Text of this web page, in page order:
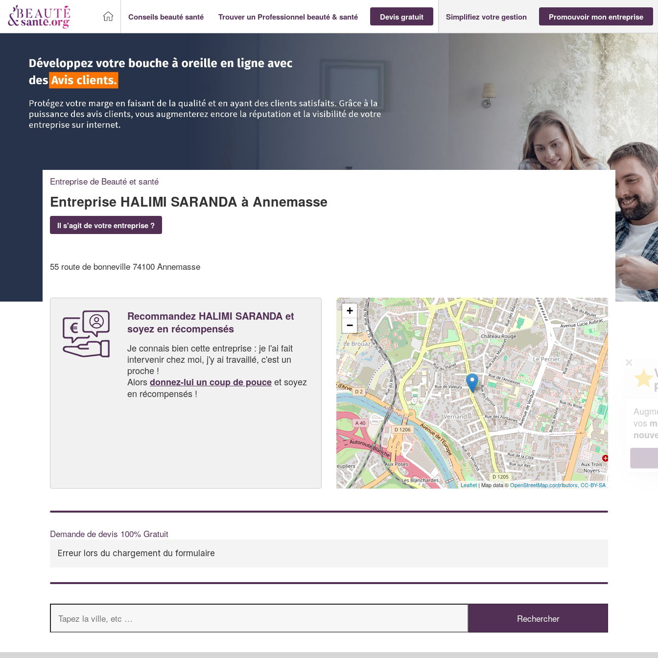
Conseils beauté santé Trouver un Professionnel beauté & santé Devis gratuit Simplifiez votre gestion Promouvoir mon entreprise
Entreprise de Beauté et santé
Entreprise HALIMI SARANDA à Annemasse
Il s'agit de votre entreprise ?
55 route de bonneville 74100 Annemasse
Recommandez HALIMI SARANDA et
soyez en récompensés
Je connais bien cette entreprise : je l'ai fait
intervenir chez moi, j'y ai travaillé, c'est un
proche !
Alorsdonnez-lui un coup de pouceet soyez
en récompensés !
+
−
Leaflet | Map data ©OpenStreetMap contributors,CC-BY-SA
Demande de devis 100% Gratuit
Erreur lors du chargement du formulaire
✕
Vous êtes un
professionnel ?
Augmentez votrechiffre d'affaireset
vosmargestout en gagnant de
nouveaux clients!
En savoir plus